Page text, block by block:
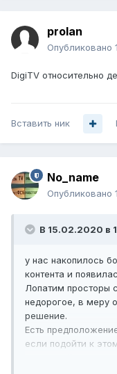
prolan
Опубликовано
DigiTV относительно
Вставить ник
No_name
Опубликовано
В 15.02.2020 в
у нас накопилось
контента и
Лопатим просторы
недорогое, в меру
решение.
Есть
если подойти к
Хочется